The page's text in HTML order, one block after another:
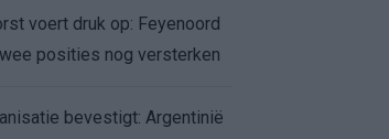
voert druk op: Feyenoord
posities nog versterken
bevestigt: Argentinië